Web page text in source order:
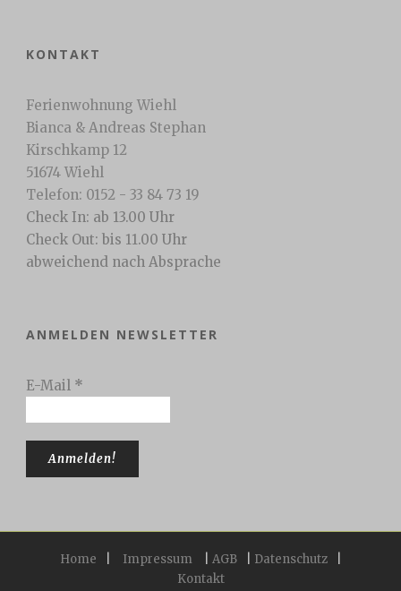
KONTAKT
Ferienwohnung Wiehl
Bianca & Andreas Stephan
Kirschkamp 12
51674 Wiehl
Telefon: 0152 - 33 84 73 19
Check In: ab 13.00 Uhr
Check Out: bis 11.00 Uhr
abweichend nach Absprache
ANMELDEN NEWSLETTER
E-Mail *
Home Impressum AGB Datenschutz
Kontakt